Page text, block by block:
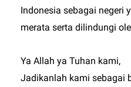
Indonesia sebagai negeri
merata serta dilindungi
Ya Allah ya Tuhan kami,
Jadikanlah kami sebagai